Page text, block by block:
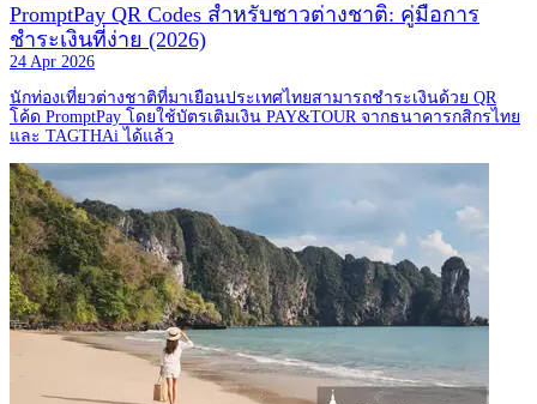
PromptPay QR Codes สำหรับชาวต่างชาติ: คู่มือการ
ชำระเงินที่ง่าย (2026)
24 Apr 2026
นักท่องเที่ยวต่างชาติที่มาเยือนประเทศไทยสามารถชำระเงินด้วย QR
โค้ด PromptPay โดยใช้บัตรเติมเงิน PAY&TOUR จากธนาคารกสิกรไทย
และ TAGTHAi ได้แล้ว